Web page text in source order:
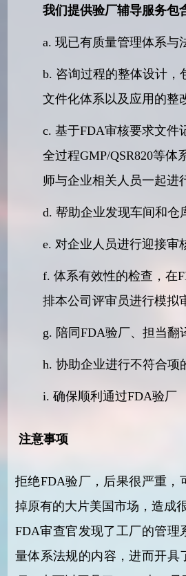
我们提供验厂辅导服务包
a. 现已有质量管理体系与
b. 咨询过程的整体设计，
文件化体系以及应用的整
c. 基于FDA审核要求文件
全过程GMP/QSR820等体
师与企业相关人员一起进
d. 帮助企业发现车间和仓
e. 对企业人员进行迎接审
f. 体系有效性的检查，在
排本公司评审员进行模拟
g. 陪同FDA验厂、担当翻
h. 协助企业进行不符合项
i. 确保顺利通过FDA验厂
注意事项
拒绝FDA验厂，后果很严重，
掉原有的大片美国市场，造成
FDA审查官发现了工厂的管理
量体系法规的内容，进而开具